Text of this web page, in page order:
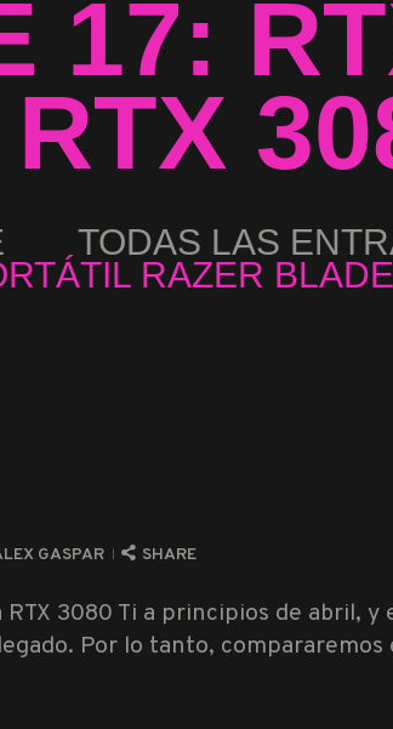
17:
TODAS LAS
RAZER
GASPAR SHARE
3080 Ti a principios de abril,
Por lo tanto,